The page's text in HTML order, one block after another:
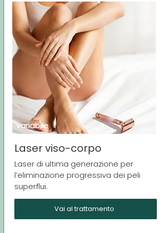
variabile
Laser viso-corpo
Laser di ultima generazione per
l’eliminazione progressiva dei peli
superflui.
Vai al trattamento